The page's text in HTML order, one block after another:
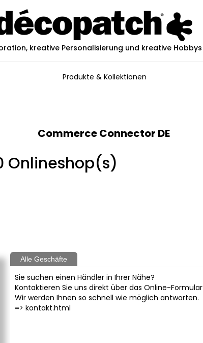
kreative Personalisierung und kreative Hobbys
Produkte & Kollektionen
Commerce Connector DE
Onlineshop(s)
Alle Geschäfte
Sie suchen einen Händler in Ihrer Nähe?
Kontaktieren Sie uns direkt über das Online-Formular
Wir werden Ihnen so schnell wie möglich antworten.
=> kontakt.html